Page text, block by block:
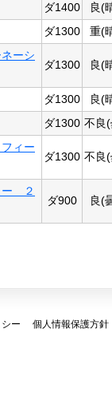
ダ1400
良(
ダ1300 重(
ーシ
ダ1300 良(
ダ1300
良(
ダ1300 不良
ィー
ダ1300 不良
ー ２
ダ900 良(
ー
個人情報保護方針